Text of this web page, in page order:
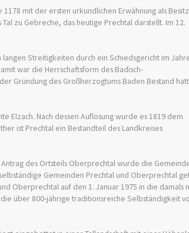
mit der ersten urkundlichen Erwähnung als
zu Gebreche, das heutige Prechtal darstellt. Im 12.
Streitigkeiten durch ein Schiedsgericht im
war die Herrschaftsform des Badisch-
Gründung des Großherzogtums Baden Bestand
Elzach. Nach dessen Auflösung wurde es 1819 dem
ist Prechtal ein Bestandteil des Landkreises
des Ortsteils Oberprechtal wurde die
Gemeinden Prechtal und Oberprechtal
Oberprechtal auf den 1. Januar 1975 in die damals
über 800-jährige traditionsreiche Selbständigkeit